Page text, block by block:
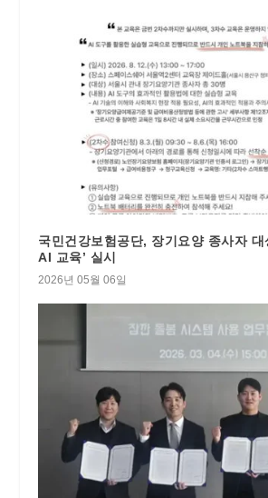
국민건강보험공단, 장기요양 종사자 대
AI 교육’ 실시
2026년 05월 06일